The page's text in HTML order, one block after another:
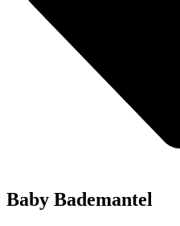
Baby Bademantel